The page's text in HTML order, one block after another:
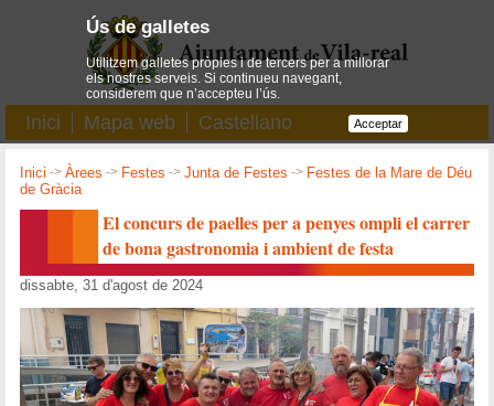
Inici Mapa web Castellano
Inici ->Àrees -> Festes ->Junta de Festes -> Festes de la Mare de Déu
de Gràcia
El concurs de paelles per a penyes ompli el carrer
de bona gastronomia i ambient de festa
dissabte, 31 d'agost de 2024
Ús de galletes
Utilitzem galletes pròpies i de tercers per a millorar
els nostres serveis. Si continueu navegant,
considerem que n’accepteu l’ús.
Acceptar